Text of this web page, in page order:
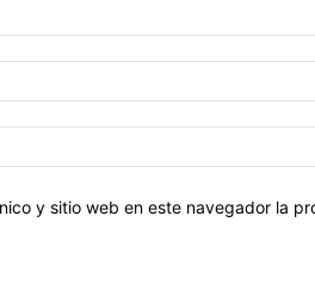
y sitio web en este navegador la